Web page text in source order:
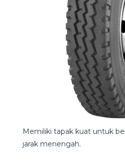
Memiliki tapak kuat untuk
jarak menengah.